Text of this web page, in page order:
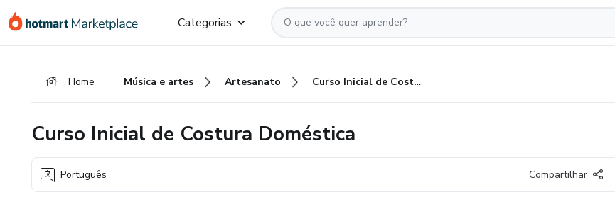
para
para
para
Categorias
Home Música e artes Artesanato Curso Inicial de Costura Doméstica
Curso Inicial de Costura Doméstica
Português Compartilhar